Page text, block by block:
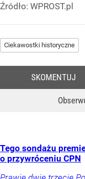
Źródło: WPROST.pl
Ciekawostki historyczne
SKOMENTUJ
Tego sondażu
o przywróceniu CPN